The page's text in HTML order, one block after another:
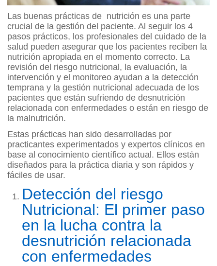
Las buenas prácticas de nutrición es una parte
crucial de la gestión del paciente. Al seguir los 4
pasos prácticos, los profesionales del cuidado de la
salud pueden asegurar que los pacientes reciben la
nutrición apropiada en el momento correcto. La
revisión del riesgo nutricional, la evaluación, la
intervención y el monitoreo ayudan a la detección
temprana y la gestión nutricional adecuada de los
pacientes que están sufriendo de desnutrición
relacionada con enfermedades o están en riesgo de
la malnutrición.
Estas prácticas han sido desarrolladas por
practicantes experimentados y expertos clínicos en
base al conocimiento científico actual. Ellos están
diseñados para la práctica diaria y son rápidos y
fáciles de usar.
Detección del riesgo
Nutricional: El primer paso
en la lucha contra la
desnutrición relacionada
con enfermedades